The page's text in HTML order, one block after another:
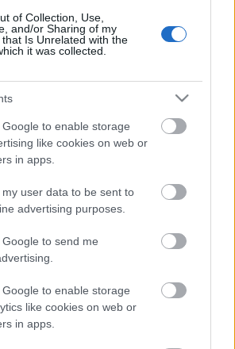
of Collection, Use,
and/or Sharing of my
Is Unrelated with the
it was collected.
to enable storage
like cookies on web or
in apps.
user data to be sent to
advertising purposes.
to send me
to enable storage
like cookies on web or
in apps.
önkívületi állapotában az
való vérfertőzéssel vádolta őt. Ez
című darab kezdete: a szerző nem
egy feltételezett bűnét és
szellemek, saját agyának
Adolf Lanz-zal együtt írt
de a film sohasem készült el) a
őrült bátorságáról tanúskodik.
az Apával és az Igazgató-
csak a szereplők keresik
de ő is meg akarja találni
A Szerző szellemként járja a
rendezőt és társulatot keresve,
kelteni a szereplőket. A
a színészeket, mint a Dibuk, és
a pirandellói humor pedig